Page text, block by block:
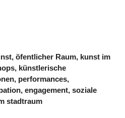
öfentlicher Raum, kunst im
künstlerische
performances,
engagement, soziale
stadtraum